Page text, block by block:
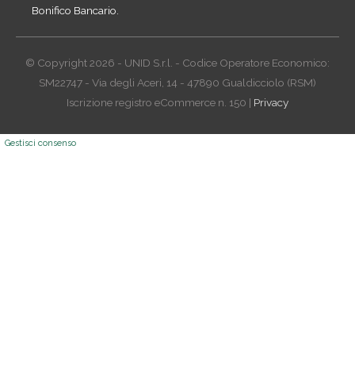
Bonifico Bancario.
© Copyright 2026 - UNID S.r.l. - Codice Operatore Economico:
SM22747 - Via degli Aceri, 14 - 47890 Gualdicciolo (RSM)
Iscrizione registro eCommerce n. 150 | Privacy
Gestisci consenso